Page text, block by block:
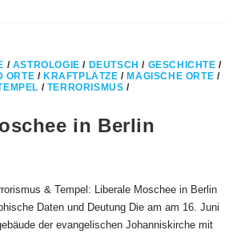
/ ASTROLOGIE / DEUTSCH / GESCHICHTE /
ORTE / KRAFTPLÄTZE / MAGISCHE ORTE /
/ TERRORISMUS /
in Berlin
& Tempel: Liberale Moschee in Berlin
Daten und Deutung Die am am 16. Juni
der evangelischen Johanniskirche mit